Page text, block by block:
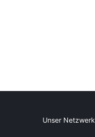
Unser Netzwerk